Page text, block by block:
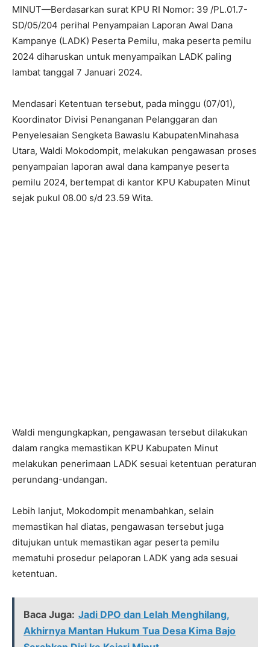
MINUT—Berdasarkan surat KPU RI Nomor: 39 /PL.01.7-
SD/05/204 perihal Penyampaian Laporan Awal Dana
Kampanye (LADK) Peserta Pemilu, maka peserta pemilu
2024 diharuskan untuk menyampaikan LADK paling
lambat tanggal 7 Januari 2024.
Mendasari Ketentuan tersebut, pada minggu (07/01),
Koordinator Divisi Penanganan Pelanggaran dan
Penyelesaian Sengketa Bawaslu KabupatenMinahasa
Utara, Waldi Mokodompit, melakukan pengawasan proses
penyampaian laporan awal dana kampanye peserta
pemilu 2024, bertempat di kantor KPU Kabupaten Minut
sejak pukul 08.00 s/d 23.59 Wita.
Waldi mengungkapkan, pengawasan tersebut dilakukan
dalam rangka memastikan KPU Kabupaten Minut
melakukan penerimaan LADK sesuai ketentuan peraturan
perundang-undangan.
Lebih lanjut, Mokodompit menambahkan, selain
memastikan hal diatas, pengawasan tersebut juga
ditujukan untuk memastikan agar peserta pemilu
mematuhi prosedur pelaporan LADK yang ada sesuai
ketentuan.
Baca Juga: Jadi DPO dan Lelah Menghilang,
Akhirnya Mantan Hukum Tua Desa Kima Bajo